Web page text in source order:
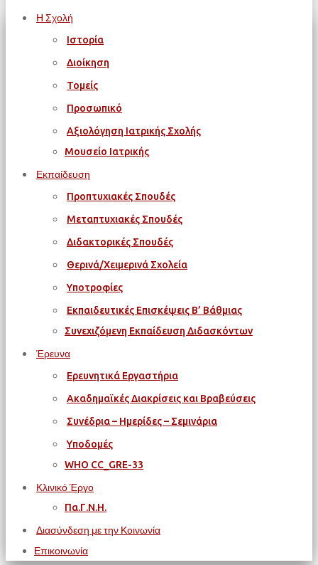
Η Σχολή
Ιστορία
Διοίκηση
Τομείς
Προσωπικό
Αξιολόγηση Ιατρικής Σχολής
Μουσείο Ιατρικής
Εκπαίδευση
Προπτυχιακές Σπουδές
Μεταπτυχιακές Σπουδές
Διδακτορικές Σπουδές
Θερινά/Χειμερινά Σχολεία
Υποτροφίες
Εκπαιδευτικές Επισκέψεις Β’ Βάθμιας
Συνεχιζόμενη Εκπαίδευση Διδασκόντων
Έρευνα
Ερευνητικά Εργαστήρια
Ακαδημαϊκές Διακρίσεις και Βραβεύσεις
Συνέδρια – Ημερίδες – Σεμινάρια
Υποδομές
WΗΟ CC_GRE-33
Κλινικό Έργο
Πα.Γ.Ν.Η.
Διασύνδεση με την Κοινωνία
Επικοινωνία